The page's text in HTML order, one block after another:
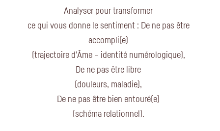
Analyser pour transformer
ce qui vous donne le sentiment : De ne pas être
accompli(e)
(trajectoire d’Âme – identité numérologique),
De ne pas être libre
(douleurs, maladie),
De ne pas être bien entouré(e)
(schéma relationnel).